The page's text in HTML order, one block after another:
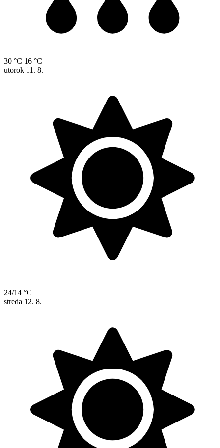
30 °C 16 °C
utorok 11. 8.
24/14 °C
streda 12. 8.